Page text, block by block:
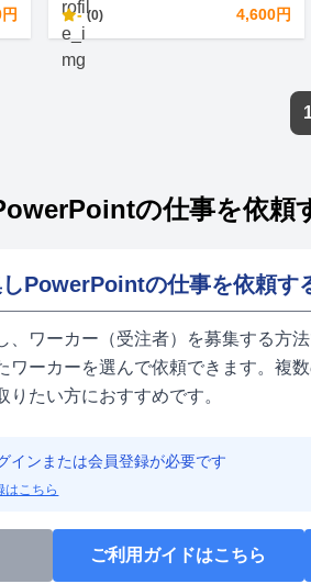
- (0) 4,600円
の仕事を依頼
PowerPointの仕事を依頼す
、ワーカー（受注者）を募集する方
ワーカーを選んで依頼できます。複
たい方におすすめです。
インまたは会員登録が必要です
はこちら
ご利用ガイドはこちら